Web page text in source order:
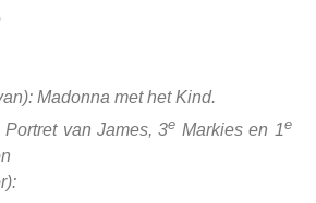
Madonna met het Kind.
van James, 3e Markies en 1e